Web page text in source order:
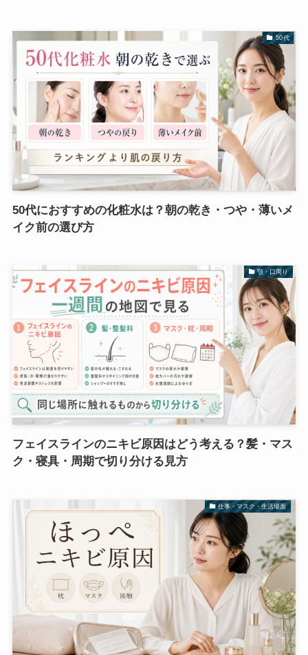
50代
50代におすすめの化粧水は？朝の乾き・つや・薄いメ
イク前の選び方
顎・口周り
フェイスラインのニキビ原因はどう考える？髪・マス
ク・寝具・周期で切り分ける見方
仕事・マスク・生活場面